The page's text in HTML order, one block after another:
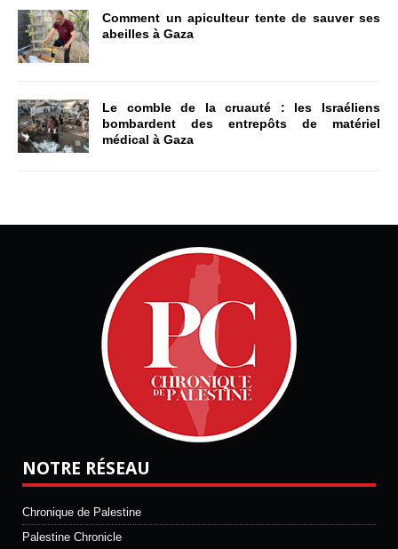
Comment un apiculteur tente de sauver ses
abeilles à Gaza
Le comble de la cruauté : les Israéliens
bombardent des entrepôts de matériel
médical à Gaza
NOTRE RÉSEAU
Chronique de Palestine
Palestine Chronicle